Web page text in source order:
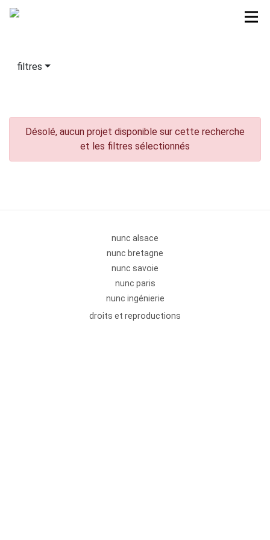
filtres
Désolé, aucun projet disponible sur cette recherche
et les filtres sélectionnés
nunc alsace
nunc bretagne
nunc savoie
nunc paris
nunc ingénierie
droits et reproductions